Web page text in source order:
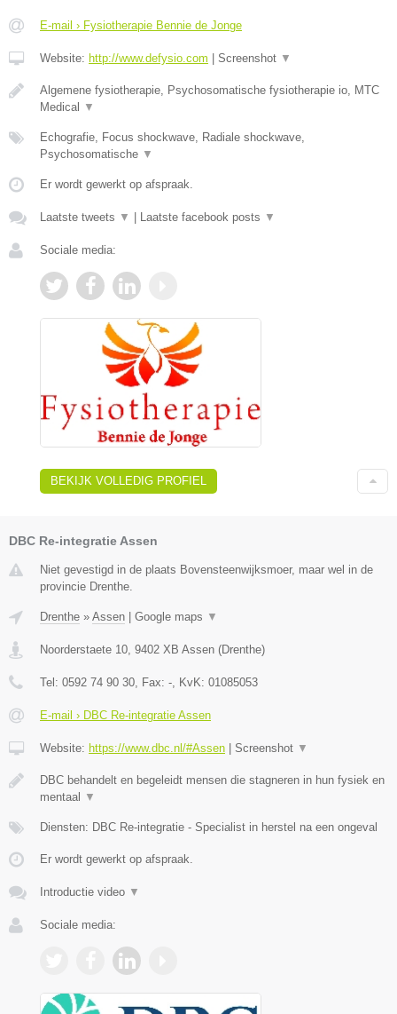
E-mail › Fysiotherapie Bennie de Jonge
Website: http://www.defysio.com Screenshot ▼
Algemene fysiotherapie, Psychosomatische fysiotherapie io, MTC
Medical
▼
Echografie, Focus shockwave, Radiale shockwave,
Psychosomatische ▼
Er wordt gewerkt op afspraak.
Laatste tweets ▼ Laatste facebook posts ▼
Sociale media:
BEKIJK VOLLEDIG PROFIEL
DBC Re-integratie Assen
Niet gevestigd in de plaats Bovensteenwijksmoer, maar wel in de
provincie Drenthe.
Drenthe » Assen Google maps ▼
Noorderstaete 10 9402 XB Assen (Drenthe)
Tel: 0592 74 90 30 , Fax: - , KvK: 01085053
E-mail › DBC Re-integratie Assen
Website: https://www.dbc.nl/#Assen Screenshot ▼
DBC behandelt en begeleidt mensen die stagneren in hun fysiek en
mentaal
▼
Diensten: DBC Re-integratie - Specialist in herstel na een ongeval
Er wordt gewerkt op afspraak.
Introductie video ▼
Sociale media: